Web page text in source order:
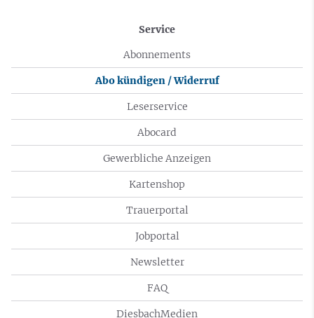
Service
Abonnements
Abo kündigen / Widerruf
Leserservice
Abocard
Gewerbliche Anzeigen
Kartenshop
Trauerportal
Jobportal
Newsletter
FAQ
DiesbachMedien